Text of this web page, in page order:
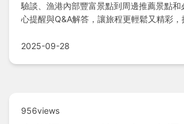
驗談、漁港內部豐富景點到周邊推薦景點
心提醒與Q&A解答，讓旅程更輕鬆又精彩
2025-09-28
956views